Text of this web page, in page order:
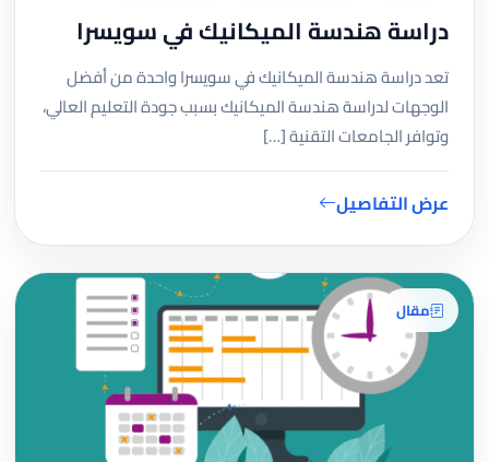
دراسة هندسة الميكانيك في سويسرا
تعد دراسة هندسة الميكانيك في سويسرا واحدة من أفضل
الوجهات لدراسة هندسة الميكانيك بسبب جودة التعليم العالي،
وتوافر الجامعات التقنية […]
عرض التفاصيل
مقال